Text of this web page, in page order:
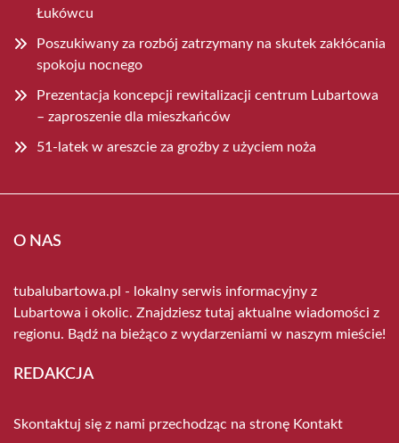
Łukówcu
Poszukiwany za rozbój zatrzymany na skutek zakłócania
spokoju nocnego
Prezentacja koncepcji rewitalizacji centrum Lubartowa
– zaproszenie dla mieszkańców
51-latek w areszcie za groźby z użyciem noża
O NAS
tubalubartowa.pl - lokalny serwis informacyjny z
Lubartowa i okolic. Znajdziesz tutaj aktualne wiadomości z
regionu. Bądź na bieżąco z wydarzeniami w naszym mieście!
REDAKCJA
Skontaktuj się z nami przechodząc na stronę Kontakt